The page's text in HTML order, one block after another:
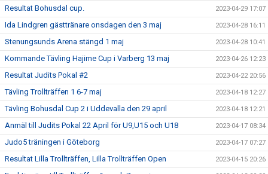
Resultat Bohusdal cup. 2023-04-29 17:07
Ida Lindgren gästtränare onsdagen den 3 maj 2023-04-28 16:11
Stenungsunds Arena stängd 1 maj 2023-04-28 10:41
Kommande Tävling Hajime Cup i Varberg 13 maj 2023-04-26 12:23
Resultat Judits Pokal #2 2023-04-22 20:56
Tävling Trollträffen 1 6-7 maj 2023-04-18 12:27
Tävling Bohusdal Cup 2 i Uddevalla den 29 april 2023-04-18 12:21
Anmäl till Judits Pokal 22 April för U9,U15 och U18 2023-04-17 08:34
Judo5 träningen i Göteborg 2023-04-17 07:27
Resultat Lilla Trollträffen, Lilla Trollträffen Open 2023-04-15 20:26